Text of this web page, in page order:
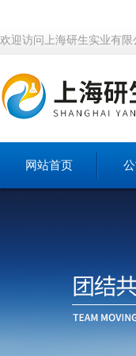
欢迎访问上海研生实业有限
网站首页